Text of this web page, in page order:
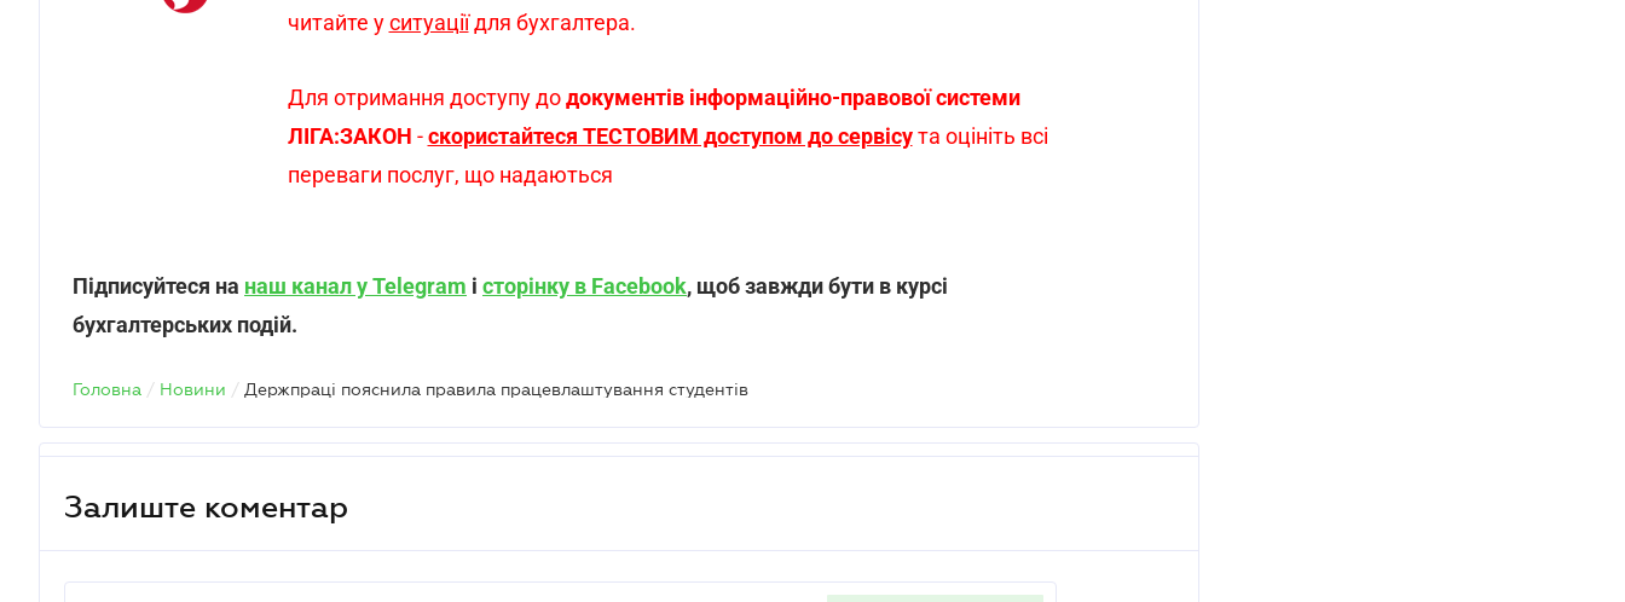
читайте уситуаціїдля бухгалтера.
Для отримання доступу додокументів інформаційно-правової системи
ЛІГА:ЗАКОН -скористайтеся ТЕСТОВИМ доступом до сервісута оцініть всі
переваги послуг, що надаються
Підписуйтеся на наш канал у Telegram і сторінку в Facebook, щоб завжди бути в курсі
бухгалтерських подій.
Головна / Новини / Держпраці пояснила правила працевлаштування студентів
Залиште коментар